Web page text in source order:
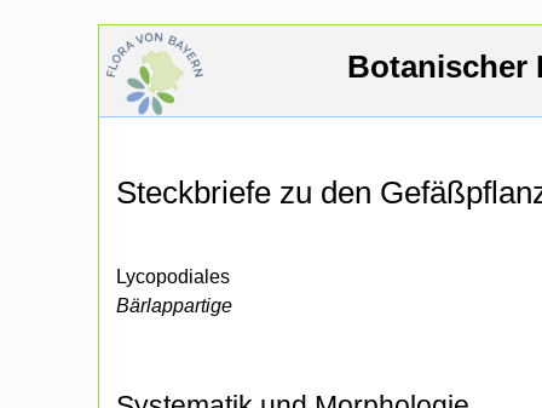
Botanischer
Steckbriefe zu den
Lycopodiales
Bärlappartige